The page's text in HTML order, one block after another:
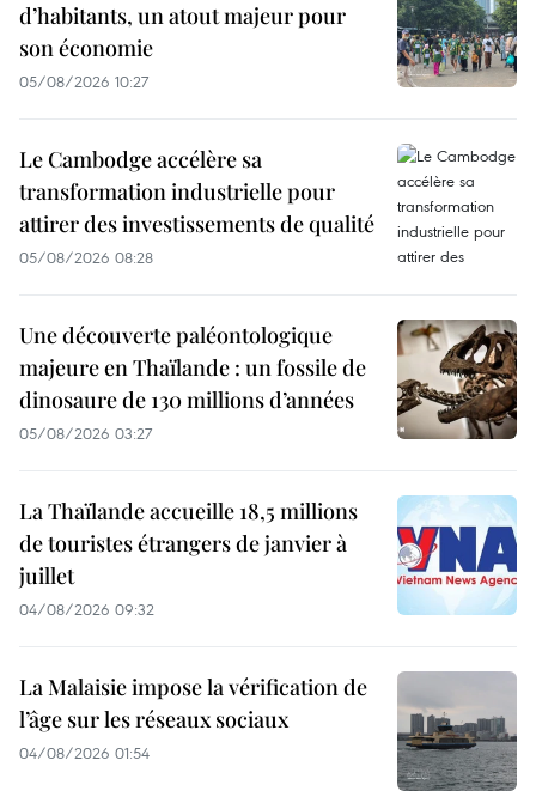
d’habitants, un atout majeur pour
son économie
05/08/2026 10:27
Le Cambodge accélère sa
transformation industrielle pour
attirer des investissements de qualité
05/08/2026 08:28
Une découverte paléontologique
majeure en Thaïlande : un fossile de
dinosaure de 130 millions d’années
05/08/2026 03:27
La Thaïlande accueille 18,5 millions
de touristes étrangers de janvier à
juillet
04/08/2026 09:32
La Malaisie impose la vérification de
l’âge sur les réseaux sociaux
04/08/2026 01:54